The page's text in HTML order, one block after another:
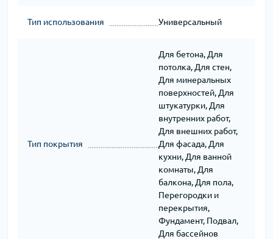
Тип использования Универсальный
Тип покрытия
Для бетона, Для
потолка, Для стен,
Для минеральных
поверхностей, Для
штукатурки, Для
внутренних работ,
Для внешних работ,
Для фасада, Для
кухни, Для ванной
комнаты, Для
балкона, Для пола,
Перегородки и
перекрытия,
Фундамент, Подвал,
Для бассейнов